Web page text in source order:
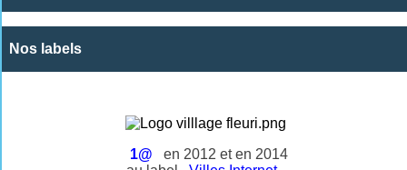
Nos labels
1@
en 2012 et en 2014